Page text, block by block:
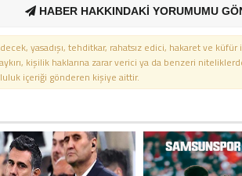
HABER HAKKINDAKİ YORUMUMU
yasadışı, tehditkar, rahatsız edici, hakaret ve küfür
kişilik haklarına zarar verici ya da benzeri
içeriği gönderen kişiye aittir.